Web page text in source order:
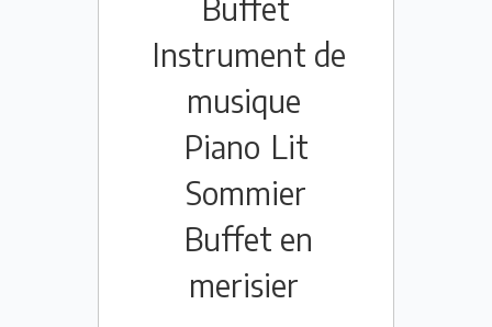
Buffet
Instrument de
musique
Piano Lit
Sommier
Buffet en
merisier